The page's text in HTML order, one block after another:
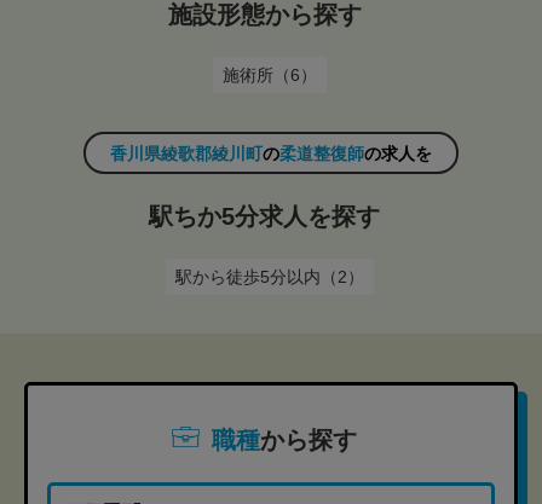
施設形態から探す
施術所（6）
香川県綾歌郡綾川町の柔道整復師の求人を
駅ちか5分求人を探す
駅から徒歩5分以内（2）
職種から探す